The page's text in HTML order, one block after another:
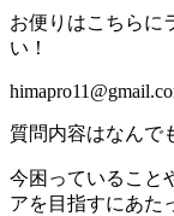
お便りはこちらに
い！
質問内容はなんで
今困っていること
アを目指すにあた